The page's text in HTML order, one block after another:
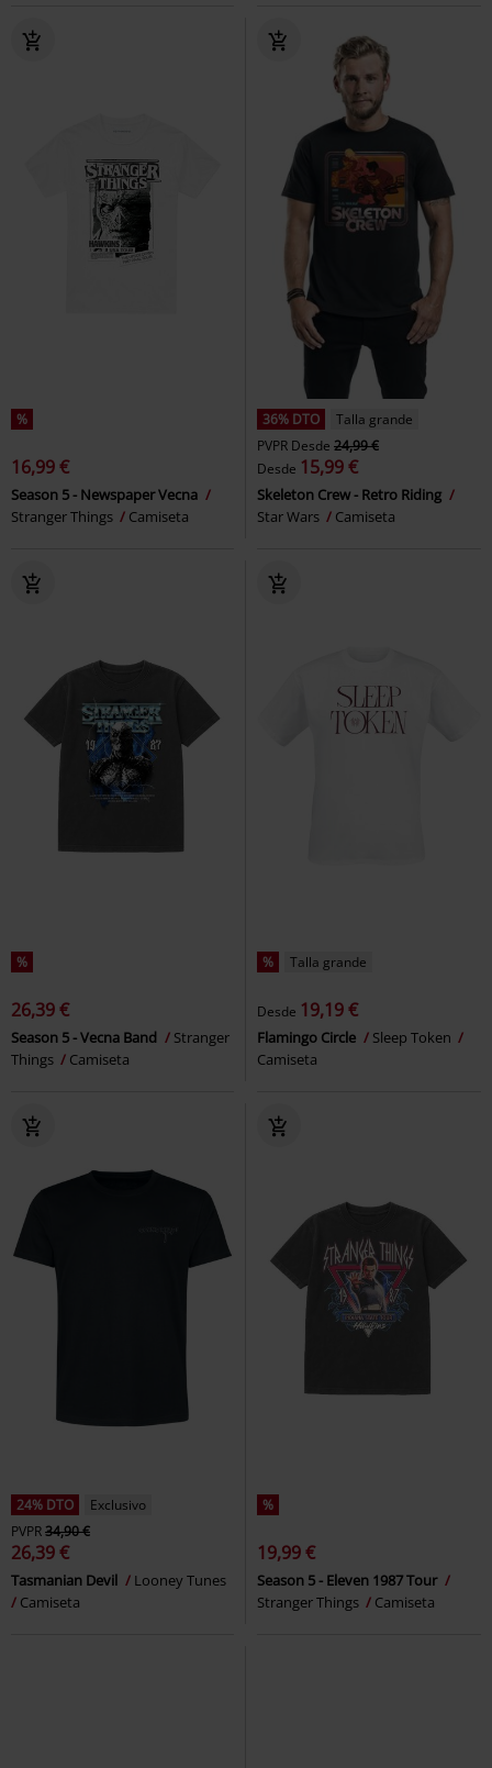
%
16,99 €
Season 5 - Newspaper Vecna
Stranger Things
Camiseta
36% DTO
Talla grande
PVPR Desde 24,99 €
Desde 15,99 €
Skeleton Crew - Retro Riding
Star Wars
Camiseta
%
26,39 €
Season 5 - Vecna Band
Stranger
Things
Camiseta
% Talla grande
Desde 19,19 €
Flamingo Circle
Sleep Token
Camiseta
24% DTO
Exclusivo
PVPR34,90 €
26,39 €
Tasmanian Devil
Looney Tunes
Camiseta
%
19,99 €
Season 5 - Eleven 1987 Tour
Stranger Things
Camiseta